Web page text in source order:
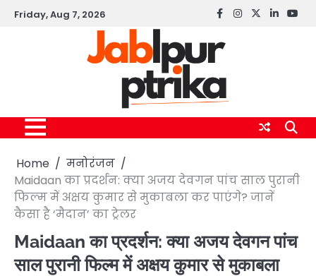
SkipFriday, Aug 7, 2026 Facebook
instagram
twitterlinkedin
Home
मनोरंजन
Maidaan का प्रदर्शन: क्या अजय देवगन पांच साल पुरानी
फिल्म में अक्षय कुमार से मुकाबला कर पाएंगे? जानें
कैसा है ‘मैदान’ का ट्रेलर
Maidaan का प्रदर्शन: क्या अजय देवगन पांच
साल पुरानी फिल्म में अक्षय कुमार से मुकाबला